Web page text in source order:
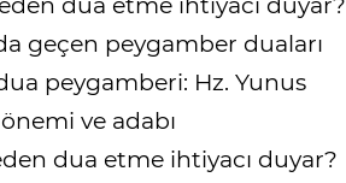
dua etme ihtiyacı duyar?
geçen peygamber duaları
peygamberi: Hz. Yunus
ve adabı
dua etme ihtiyacı duyar?